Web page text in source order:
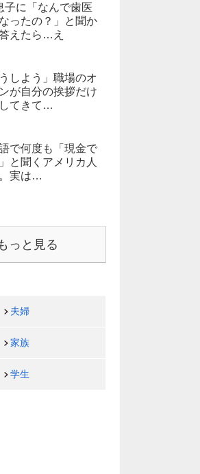
子に「なんで歯医
ったの？」と聞か
えたら…え
うしよう」職場のオ
が自分の挨拶だけ
てきて…
で何度も「現金で
と聞くアメリカ人
実は…
っと見る
夫婦
家族
学生